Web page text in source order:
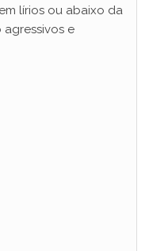
lírios ou abaixo da
agressivos e